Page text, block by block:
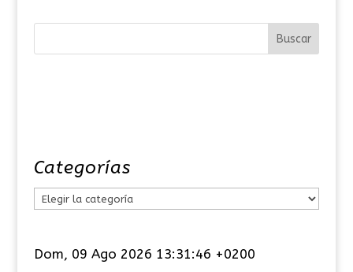
Categorías
e
Dom, 09 Ago 2026 13:31:46 +0200